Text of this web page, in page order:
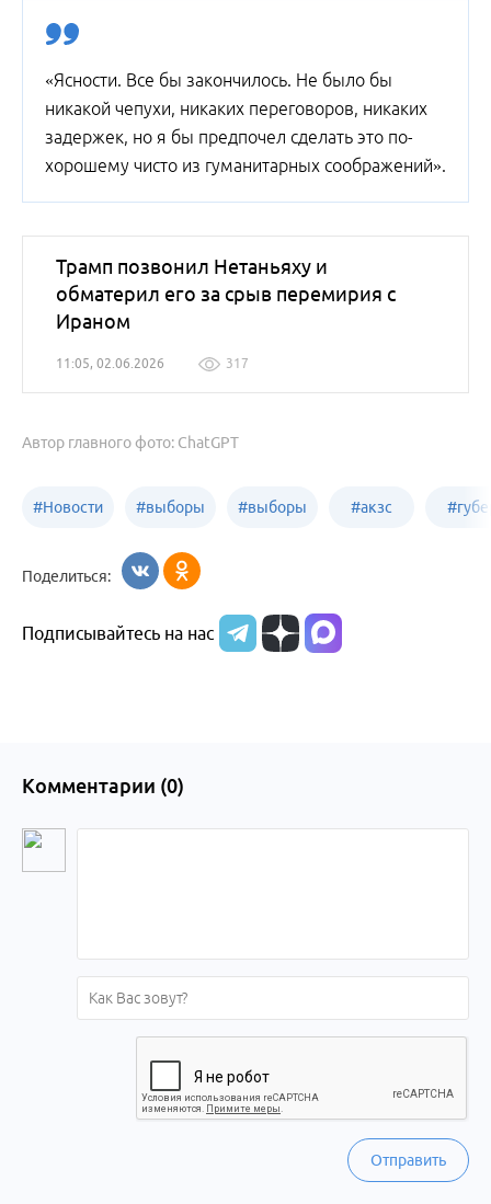
«Ясности. Все бы закончилось. Не было бы
никакой чепухи, никаких переговоров, никаких
задержек, но я бы предпочел сделать это по-
хорошему чисто из гуманитарных соображений».
Трамп позвонил Нетаньяху и
обматерил его за срыв перемирия с
Ираном
11:05, 02.06.2026 317
Автор главного фото: ChatGPT
#Новости #выборы
в Бийске
#выборы #акзс #
Поделиться:
Подписывайтесь на нас
Комментарии (0)
Отправить